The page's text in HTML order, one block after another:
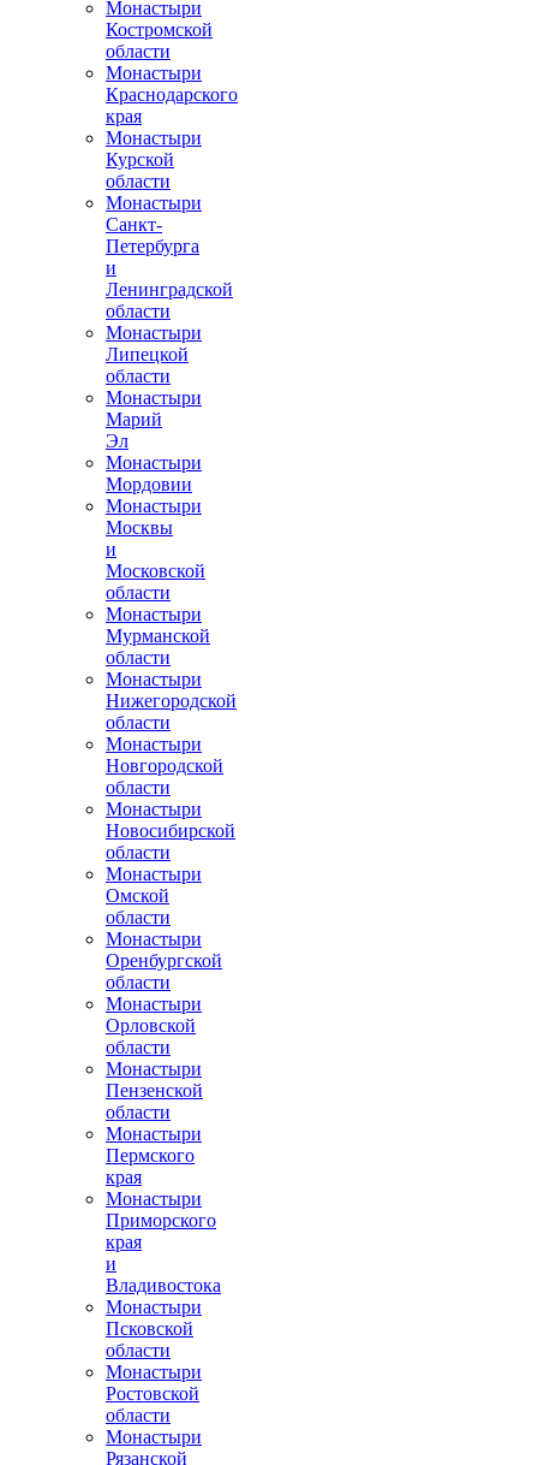
Монастыри
Костромской
области
Монастыри
Краснодарского
края
Монастыри
Курской
области
Монастыри
Санкт-
Петербурга
и
Ленинградской
области
Монастыри
Липецкой
области
Монастыри
Марий
Эл
Монастыри
Мордовии
Монастыри
Москвы
и
Московской
области
Монастыри
Мурманской
области
Монастыри
Нижегородской
области
Монастыри
Новгородской
области
Монастыри
Новосибирской
области
Монастыри
Омской
области
Монастыри
Оренбургской
области
Монастыри
Орловской
области
Монастыри
Пензенской
области
Монастыри
Пермского
края
Монастыри
Приморского
края
и
Владивостока
Монастыри
Псковской
области
Монастыри
Ростовской
области
Монастыри
Рязанской